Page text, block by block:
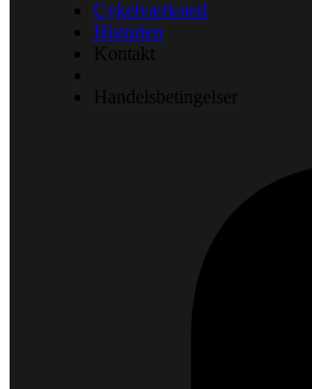
Cykelværksted
Historien
Kontakt
Handelsbetingelser